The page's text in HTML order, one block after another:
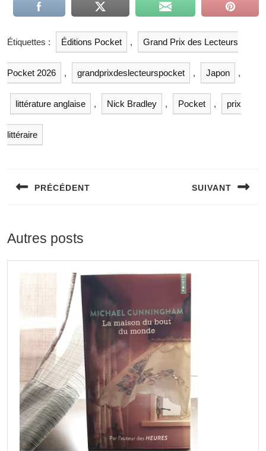
Étiquettes : Éditions Pocket , Grand Prix des Lecteurs
Pocket 2026 , grandprixdeslecteurspocket , Japon ,
littérature anglaise , Nick Bradley , Pocket , prix
littéraire
PRÉCÉDENT SUIVANT
Autres posts